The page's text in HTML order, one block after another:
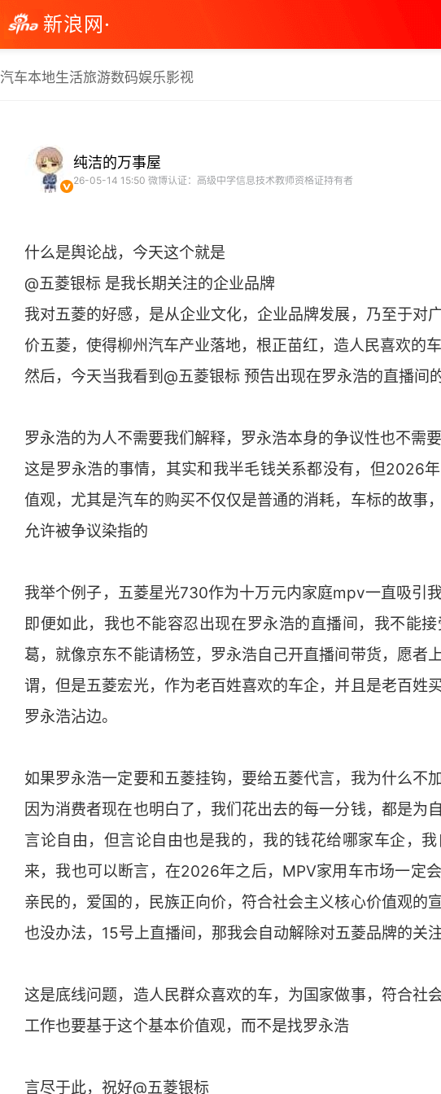
新浪网·
汽车本地生活旅游数码娱乐影视
纯洁的万事屋
26-05-14 15:50 微博认证：高级中学信息技术教师资格证持有者
什么是舆论战，今天这个就是
@五菱银标 是我长期关注的企业品牌
我对五菱的好感，是从企业文化，企业品牌发展，乃至于对
价五菱，使得柳州汽车产业落地，根正苗红，造人民喜欢的车
然后，今天当我看到@五菱银标 预告出现在罗永浩的直播间
罗永浩的为人不需要我们解释，罗永浩本身的争议性也不需
这是罗永浩的事情，其实和我半毛钱关系都没有，但2026
值观，尤其是汽车的购买不仅仅是普通的消耗，车标的故事
允许被争议染指的
我举个例子，五菱星光730作为十万元内家庭mpv一直吸引
即便如此，我也不能容忍出现在罗永浩的直播间，我不能
葛，就像京东不能请杨笠，罗永浩自己开直播间带货，愿者
谓，但是五菱宏光，作为老百姓喜欢的车企，并且是老百姓
罗永浩沾边。
如果罗永浩一定要和五菱挂钩，要给五菱代言，我为什么不
因为消费者现在也明白了，我们花出去的每一分钱，都是为
言论自由，但言论自由也是我的，我的钱花给哪家车企，
来，我也可以断言，在2026年之后，MPV家用车市场一定
亲民的，爱国的，民族正向价，符合社会主义核心价值观的
也没办法，15号上直播间，那我会自动解除对五菱品牌的关
这是底线问题，造人民群众喜欢的车，为国家做事，符合社
工作也要基于这个基本价值观，而不是找罗永浩
言尽于此，祝好@五菱银标